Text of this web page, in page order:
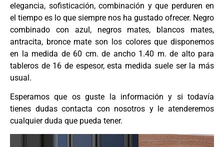
elegancia, sofisticación, combinación y que perduren en
el tiempo es lo que siempre nos ha gustado ofrecer. Negro
combinado con azul, negros mates, blancos mates,
antracita, bronce mate son los colores que disponemos
en la medida de 60 cm. de ancho 1.40 m. de alto para
tableros de 16 de espesor, esta medida suele ser la más
usual.
Esperamos que os guste la información y si todavía
tienes dudas contacta con nosotros y le atenderemos
cualquier duda que pueda tener.